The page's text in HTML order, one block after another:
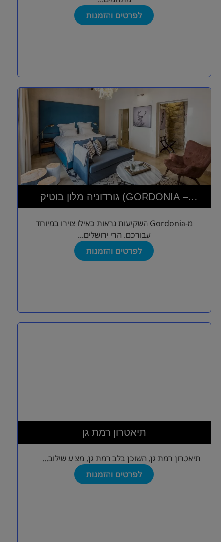
לפרטים והזמנות
גורדוניה מלון בוטיק (GORDONIA –
PRIVATE HOTEL)
מ-Gordonia השקיעות נראות כאילו צוירו במיוחד
עבורכם. הרי ירושלים...
לפרטים והזמנות
תיאטרון רמת גן
תיאטרון רמת גן, השוכן בלב רמת גן, מציע שילוב...
לפרטים והזמנות